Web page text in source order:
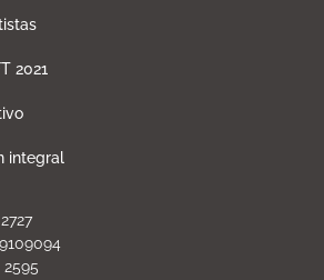
2021
integral
2595